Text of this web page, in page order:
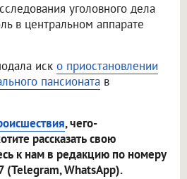
уголовного дела
в центральном аппарате
иск о приостановлении
пансионата в
, чего-
рассказать свою
к нам в редакцию по номеру
WhatsApp).